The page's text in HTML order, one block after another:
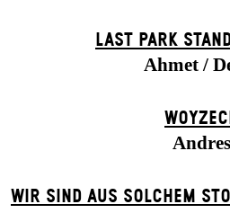
LAST PARK
Ahmet /
Andres
WIR SIND AUS SOLCHEM